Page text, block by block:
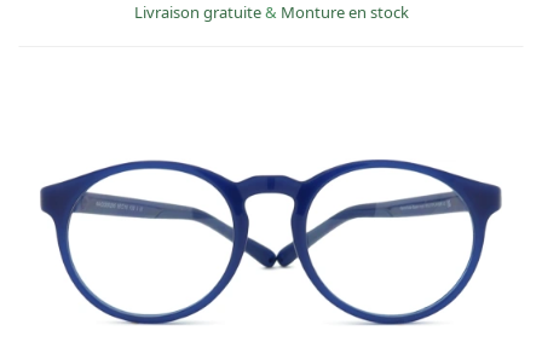
Livraison gratuite& Monture en stock